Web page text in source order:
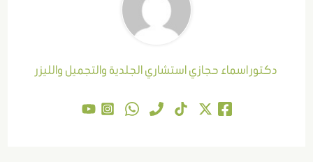
دكتور اسماء حجازي استشاري الجلدية والتجميل والليزر